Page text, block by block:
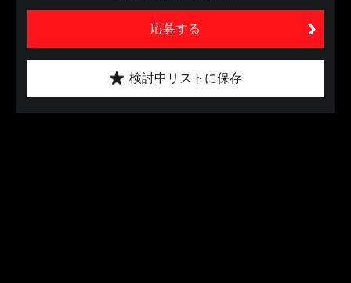
応募する
検討中リストに保存